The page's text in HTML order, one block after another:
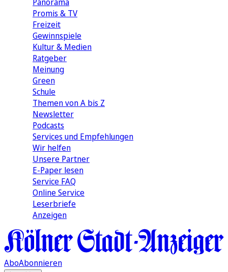
Promis & TV
Freizeit
Gewinnspiele
Kultur & Medien
Ratgeber
Meinung
Green
Schule
Themen von A bis Z
Newsletter
Podcasts
Services und Empfehlungen
Wir helfen
Unsere Partner
E-Paper lesen
Service FAQ
Online Service
Leserbriefe
Anzeigen
AboAbonnieren